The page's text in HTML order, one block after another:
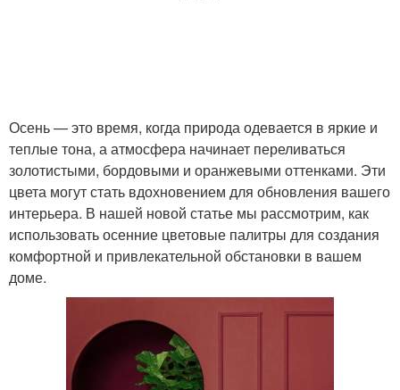
Осень — это время, когда природа одевается в яркие и
теплые тона, а атмосфера начинает переливаться
золотистыми, бордовыми и оранжевыми оттенками. Эти
цвета могут стать вдохновением для обновления вашего
интерьера. В нашей новой статье мы рассмотрим, как
использовать осенние цветовые палитры для создания
комфортной и привлекательной обстановки в вашем
доме.